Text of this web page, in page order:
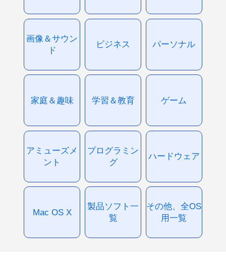
画像＆サウン
ド
ビジネス パーソナル
家庭＆趣味 学習＆教育 ゲーム
アミューズメ
ント
プログラミン
グ
ハードウェア
Mac OS X
製品ソフト一
覧
その他、全OS
用一覧